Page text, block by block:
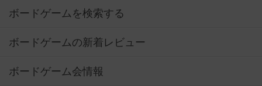
ボードゲームを検索する
ボードゲームの新着レビュー
ボードゲーム会情報